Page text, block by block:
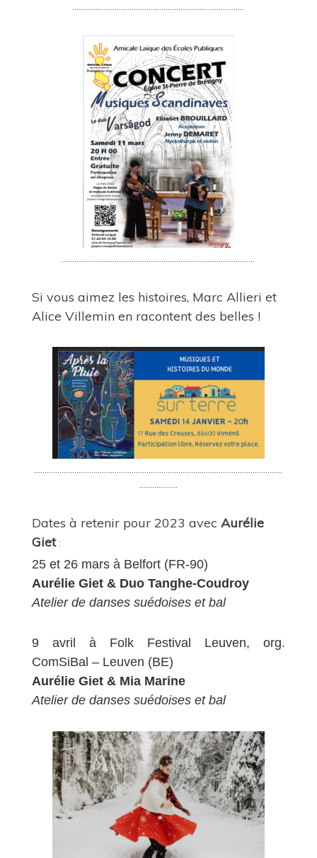
Si vous aimez les histoires, Marc Allieri et
Alice Villemin en racontent des belles !
Dates à retenir pour 2023 avec Aurélie
Giet:
25 et 26 mars à Belfort (FR-90)
Aurélie Giet & Duo Tanghe-Coudroy
Atelier de danses suédoises et bal
9 avril à Folk Festival Leuven, org.
ComSiBal – Leuven (BE)
Aurélie Giet & Mia Marine
Atelier de danses suédoises et bal